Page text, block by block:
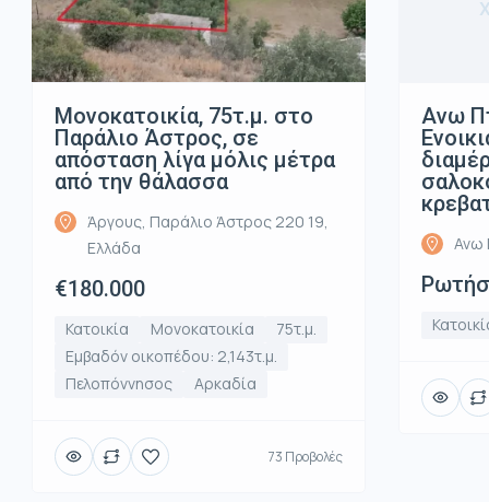
Μονοκατοικία, 75τ.μ. στο
Παράλιο Άστρος, σε
απόσταση λίγα μόλις μέτρα
από την θάλασσα
Άργους, Παράλιο Άστρος 220 19,
Ελλάδα
€180.000
Κατοικία Μονοκατοικία
75τ.μ.
Εμβαδόν οικοπέδου: 2,143τ.μ.
Πελοπόννησος
Αρκαδία
73 Προβολές
Ανω
Ανω